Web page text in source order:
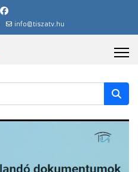
info@tiszatv.hu